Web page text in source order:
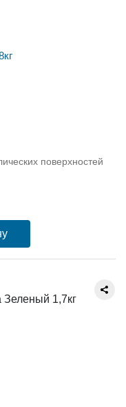
поверхностей